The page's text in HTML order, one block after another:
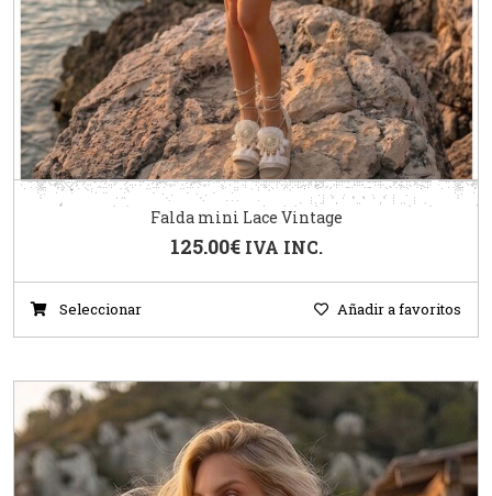
Falda mini Lace Vintage
125.00€ IVA INC.
Seleccionar Añadir a favoritos